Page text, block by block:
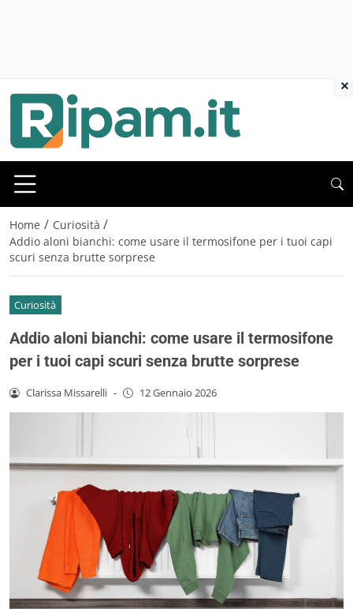
Home / Curiosità /
Addio aloni bianchi: come usare il termosifone per i tuoi capi
scuri senza brutte sorprese
Curiosità
Addio aloni bianchi: come usare il termosifone
per i tuoi capi scuri senza brutte sorprese
Clarissa Missarelli - 12 Gennaio 2026
×